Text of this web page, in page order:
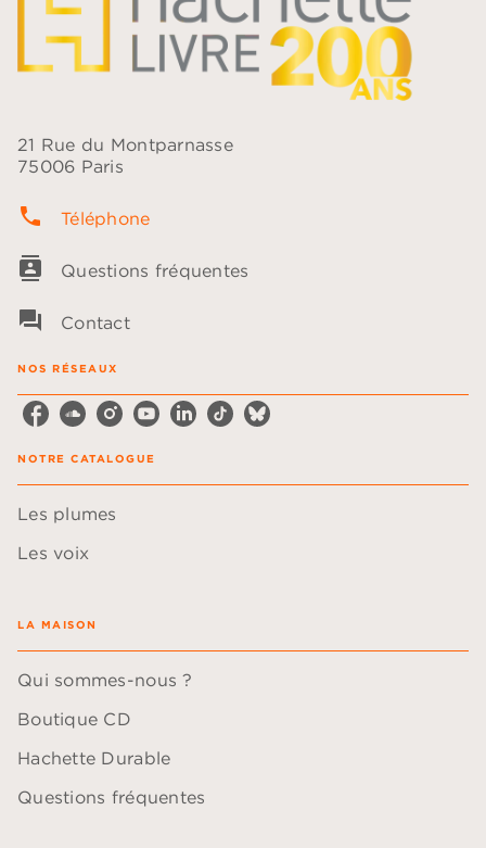
21 Rue du Montparnasse
75006 Paris
phone Téléphone
contacts Questions fréquentes
question_answer Contact
NOS RÉSEAUX
NOTRE CATALOGUE
Les plumes
Les voix
LA MAISON
Qui sommes-nous ?
Boutique CD
Hachette Durable
Questions fréquentes